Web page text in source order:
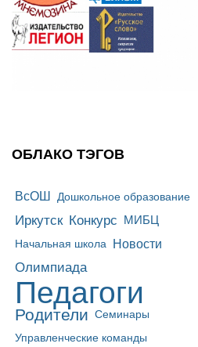
ОБЛАКО ТЭГОВ
ВсОШ Дошкольное образование
Иркутск Конкурс МИБЦ
Начальная школа Новости
Олимпиада
Педагоги
Родители Семинары
Управленческие команды